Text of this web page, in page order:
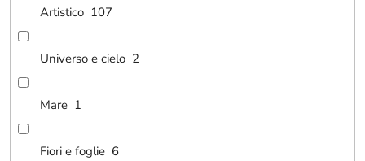
Artistico 107
Universo e cielo 2
Mare 1
Fiori e foglie 6